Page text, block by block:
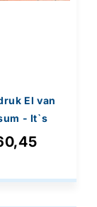
El van
- It`s
80x60cm